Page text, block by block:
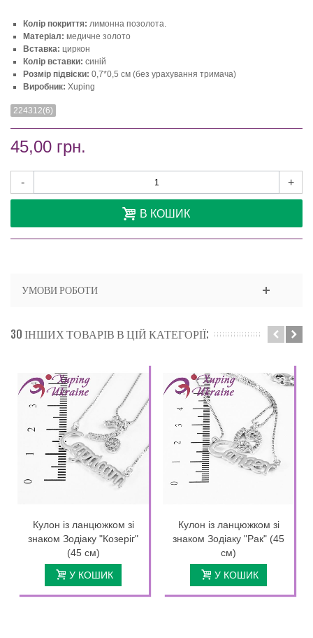
Колір покриття: лимонна позолота.
Матеріал: медичне золото
Вставка: циркон
Колір вставки: синій
Розмір підвіски: 0,7*0,5 см (без урахування тримача)
Виробник: Xuping
224312(6)
45,00 грн.
- +
В КОШИК
УМОВИ РОБОТИ
30 ІНШИХ ТОВАРІВ В ЦІЙ КАТЕГОРІЇ:
Кулон із ланцюжком зі
знаком Зодіаку "Козеріг"
(45 см)
У КОШИК
Кулон із ланцюжком зі
знаком Зодіаку "Рак" (45
см)
У КОШИК